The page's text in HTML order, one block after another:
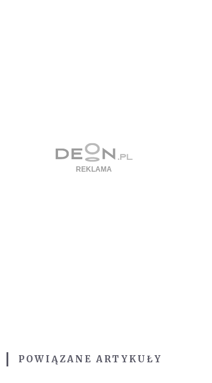
POWIĄZANE ARTYKUŁY